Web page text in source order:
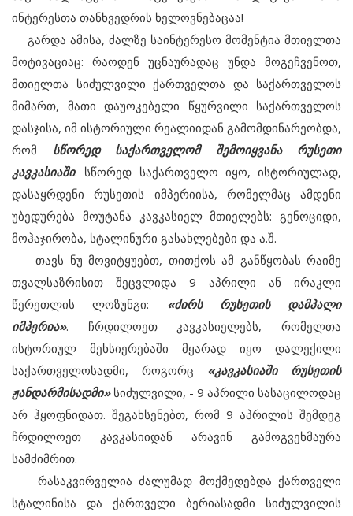
ინტერესთა თანხვედრის ხელოვნებაცაა!
გარდა ამისა, ძალზე საინტერესო მომენტია მთიელთა
მოტივაციაც: რაოდენ უცნაურადაც უნდა მოგეჩვენოთ,
მთიელთა სიძულვილი ქართველთა და საქართველოს
მიმართ, მათი დაუოკებელი წყურვილი საქართველოს
დასჯისა, იმ ისტორიული რეალიიდან გამომდინარეობდა,
რომ სწორედ საქართველომ შემოიყვანა რუსეთი
კავკასიაში. სწორედ საქართველო იყო, ისტორიულად,
დასაყრდენი რუსეთის იმპერიისა, რომელმაც ამდენი
უბედურება მოუტანა კავკასიელ მთიელებს: გენოციდი,
მოჰაჯირობა, სტალინური გასახლებები და ა.შ.
თავს ნუ მოვიტყუებთ, თითქოს ამ განწყობას რაიმე
თვალსაზრისით შეცვლიდა 9 აპრილი ან ირაკლი
წერეთლის ლოზუნგი: «ძირს რუსეთის დამპალი
იმპერია». ჩრდილოეთ კავკასიელებს, რომელთა
ისტორიულ მეხსიერებაში მყარად იყო დალექილი
საქართველოსადმი, როგორც «კავკასიაში რუსეთის
ჟანდარმისადმი»სიძულვილი, - 9 აპრილი სასაცილოდაც
არ ჰყოფნიდათ. შეგახსენებთ, რომ 9 აპრილის შემდეგ
ჩრდილოეთ კავკასიიდან არავინ გამოგვეხმაურა
სამძიმრით.
რასაკვირველია ძალუმად მოქმედებდა ქართველი
სტალინისა და ქართველი ბერიასადმი სიძულვილის